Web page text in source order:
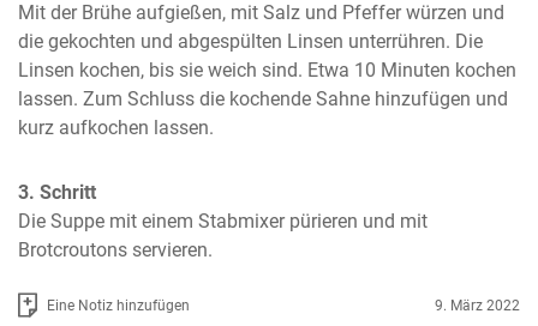
Mit der Brühe aufgießen, mit Salz und Pfeffer würzen und
die gekochten und abgespülten Linsen unterrühren. Die
Linsen kochen, bis sie weich sind. Etwa 10 Minuten kochen
lassen. Zum Schluss die kochende Sahne hinzufügen und
kurz aufkochen lassen.
3. Schritt
Die Suppe mit einem Stabmixer pürieren und mit
Brotcroutons servieren.
Eine Notiz hinzufügen 9. März 2022